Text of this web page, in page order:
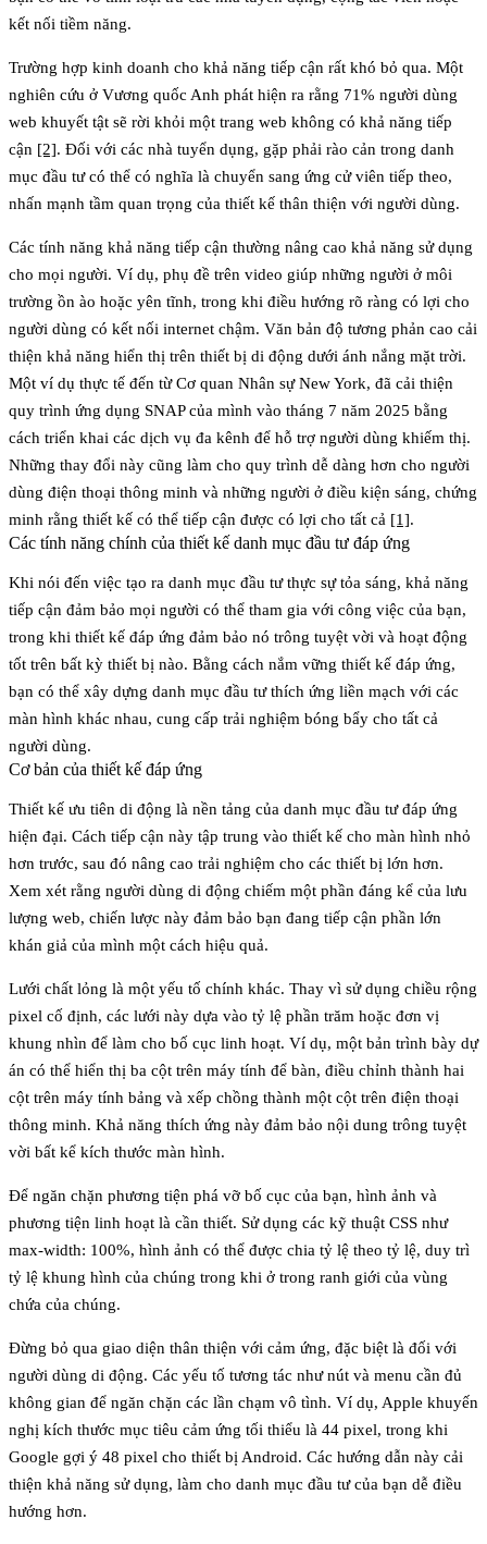
kết nối tiềm năng.
Trường hợp kinh doanh cho khả năng tiếp cận rất khó bỏ qua. Một
nghiên cứu ở Vương quốc Anh phát hiện ra rằng 71% người dùng
web khuyết tật sẽ rời khỏi một trang web không có khả năng tiếp
cận [2]. Đối với các nhà tuyển dụng, gặp phải rào cản trong danh
mục đầu tư có thể có nghĩa là chuyển sang ứng cử viên tiếp theo,
nhấn mạnh tầm quan trọng của thiết kế thân thiện với người dùng.
Các tính năng khả năng tiếp cận thường nâng cao khả năng sử dụng
cho mọi người. Ví dụ, phụ đề trên video giúp những người ở môi
trường ồn ào hoặc yên tĩnh, trong khi điều hướng rõ ràng có lợi cho
người dùng có kết nối internet chậm. Văn bản độ tương phản cao cải
thiện khả năng hiển thị trên thiết bị di động dưới ánh nắng mặt trời.
Một ví dụ thực tế đến từ Cơ quan Nhân sự New York, đã cải thiện
quy trình ứng dụng SNAP của mình vào tháng 7 năm 2025 bằng
cách triển khai các dịch vụ đa kênh để hỗ trợ người dùng khiếm thị.
Những thay đổi này cũng làm cho quy trình dễ dàng hơn cho người
dùng điện thoại thông minh và những người ở điều kiện sáng, chứng
minh rằng thiết kế có thể tiếp cận được có lợi cho tất cả [1].
Các tính năng chính của thiết kế danh mục đầu tư đáp ứng
Khi nói đến việc tạo ra danh mục đầu tư thực sự tỏa sáng, khả năng
tiếp cận đảm bảo mọi người có thể tham gia với công việc của bạn,
trong khi thiết kế đáp ứng đảm bảo nó trông tuyệt vời và hoạt động
tốt trên bất kỳ thiết bị nào. Bằng cách nắm vững thiết kế đáp ứng,
bạn có thể xây dựng danh mục đầu tư thích ứng liền mạch với các
màn hình khác nhau, cung cấp trải nghiệm bóng bẩy cho tất cả
người dùng.
Cơ bản của thiết kế đáp ứng
Thiết kế ưu tiên di động là nền tảng của danh mục đầu tư đáp ứng
hiện đại. Cách tiếp cận này tập trung vào thiết kế cho màn hình nhỏ
hơn trước, sau đó nâng cao trải nghiệm cho các thiết bị lớn hơn.
Xem xét rằng người dùng di động chiếm một phần đáng kể của lưu
lượng web, chiến lược này đảm bảo bạn đang tiếp cận phần lớn
khán giả của mình một cách hiệu quả.
Lưới chất lỏng là một yếu tố chính khác. Thay vì sử dụng chiều rộng
pixel cố định, các lưới này dựa vào tỷ lệ phần trăm hoặc đơn vị
khung nhìn để làm cho bố cục linh hoạt. Ví dụ, một bản trình bày dự
án có thể hiển thị ba cột trên máy tính để bàn, điều chỉnh thành hai
cột trên máy tính bảng và xếp chồng thành một cột trên điện thoại
thông minh. Khả năng thích ứng này đảm bảo nội dung trông tuyệt
vời bất kể kích thước màn hình.
Để ngăn chặn phương tiện phá vỡ bố cục của bạn, hình ảnh và
phương tiện linh hoạt là cần thiết. Sử dụng các kỹ thuật CSS như
max-width: 100%, hình ảnh có thể được chia tỷ lệ theo tỷ lệ, duy trì
tỷ lệ khung hình của chúng trong khi ở trong ranh giới của vùng
chứa của chúng.
Đừng bỏ qua giao diện thân thiện với cảm ứng, đặc biệt là đối với
người dùng di động. Các yếu tố tương tác như nút và menu cần đủ
không gian để ngăn chặn các lần chạm vô tình. Ví dụ, Apple khuyến
nghị kích thước mục tiêu cảm ứng tối thiểu là 44 pixel, trong khi
Google gợi ý 48 pixel cho thiết bị Android. Các hướng dẫn này cải
thiện khả năng sử dụng, làm cho danh mục đầu tư của bạn dễ điều
hướng hơn.